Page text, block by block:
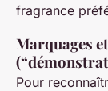
fragrance
Marquages
Pour